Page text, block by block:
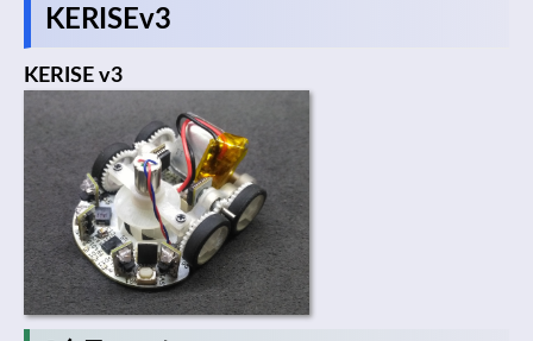
KERISEv3
KERISE v3